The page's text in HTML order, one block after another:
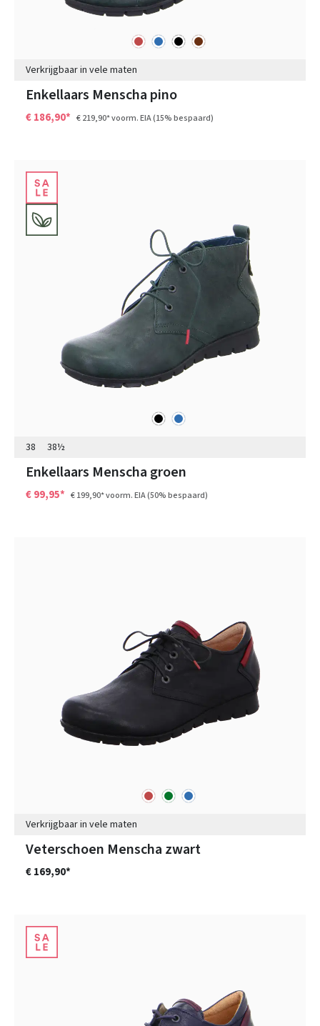
roodblauwzwartbruin
Verkrijgbaar in vele maten
Enkellaars Menscha pino
€ 186,90* € 219,90*voorm. EIA(15% bespaard)
zwartblauw
38 38½
Enkellaars Menscha groen
€ 99,95* € 199,90*voorm. EIA(50% bespaard)
roodgroenblauw
Verkrijgbaar in vele maten
Veterschoen Menscha zwart
€ 169,90*